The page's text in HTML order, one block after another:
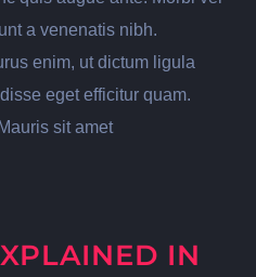
a venenatis nibh.
enim, ut dictum ligula
eget efficitur quam.
sit amet
IN